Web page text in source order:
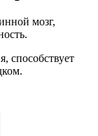
мозг,
способствует